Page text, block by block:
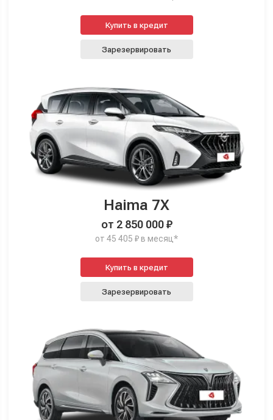
Купить в кредит
Зарезервировать
Haima 7X
от 2 850 000 ₽
от 45 405 ₽ в месяц*
Купить в кредит
Зарезервировать